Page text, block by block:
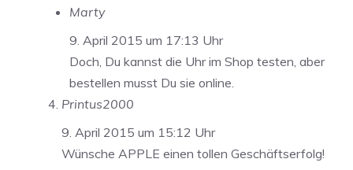
Marty
9. April 2015 um 17:13 Uhr
Doch, Du kannst die Uhr im Shop testen, aber
bestellen musst Du sie online.
Printus2000
9. April 2015 um 15:12 Uhr
Wünsche APPLE einen tollen Geschäftserfolg!